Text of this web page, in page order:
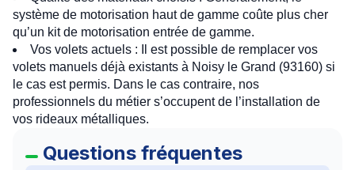
système de motorisation haut de gamme coûte plus cher
qu’un kit de motorisation entrée de gamme.
Vos volets actuels : Il est possible de remplacer vos
volets manuels déjà existants à Noisy le Grand (93160) si
le cas est permis. Dans le cas contraire, nos
professionnels du métier s’occupent de l’installation de
vos rideaux métalliques.
Questions fréquentes